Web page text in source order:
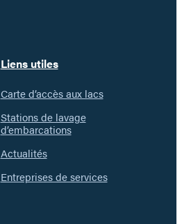
Liens utiles
Carte d’accès aux lacs
Stations de lavage
d’embarcations
Actualités
Entreprises de services